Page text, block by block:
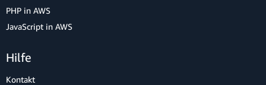
PHP in AWS
JavaScript in AWS
Hilfe
Kontakt